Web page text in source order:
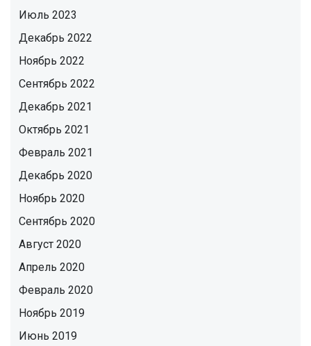
Июль 2023
Декабрь 2022
Ноябрь 2022
Сентябрь 2022
Декабрь 2021
Октябрь 2021
Февраль 2021
Декабрь 2020
Ноябрь 2020
Сентябрь 2020
Август 2020
Апрель 2020
Февраль 2020
Ноябрь 2019
Июнь 2019